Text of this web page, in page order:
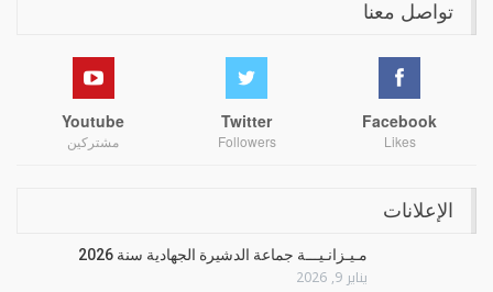
تواصل معنا
Facebook
Likes
Twitter
Followers
Youtube
مشتركين
الإعلانات
مـيـزانـيـــة جماعة الدشيرة الجهادية سنة 2026
يناير 9, 2026